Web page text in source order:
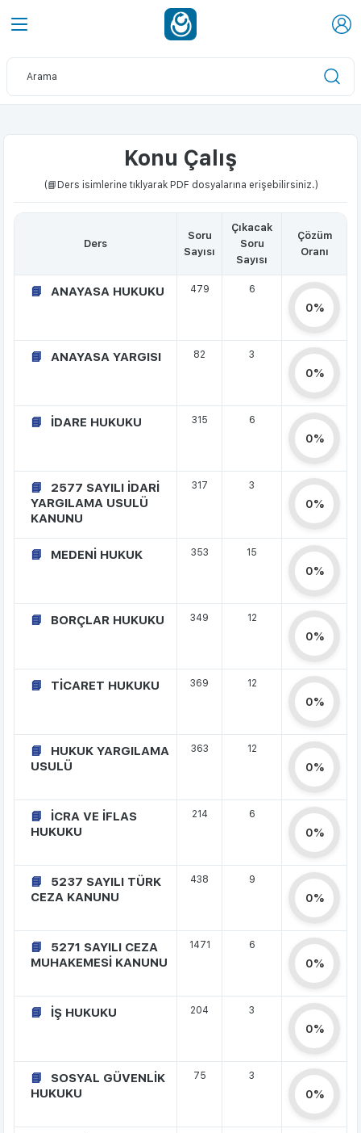
Konu Çalış
(📘Ders isimlerine tıklyarak PDF dosyalarına erişebilirsiniz.)
Ders
Soru
Sayısı
Çıkacak
Soru
Sayısı
Çözüm
Oranı
ANAYASA HUKUKU 479 6
0%
ANAYASA YARGISI 82 3
0%
İDARE HUKUKU 315 6
0%
2577 SAYILI İDARİ
YARGILAMA USULÜ
KANUNU
317 3
0%
MEDENİ HUKUK 353 15
0%
BORÇLAR HUKUKU 349 12
0%
TİCARET HUKUKU 369 12
0%
HUKUK YARGILAMA
USULÜ
363 12
0%
İCRA VE İFLAS
HUKUKU
214 6
0%
5237 SAYILI TÜRK
CEZA KANUNU
438 9
0%
5271 SAYILI CEZA
MUHAKEMESİ KANUNU
1471 6
0%
İŞ HUKUKU 204 3
0%
SOSYAL GÜVENLİK
HUKUKU
75 3
0%